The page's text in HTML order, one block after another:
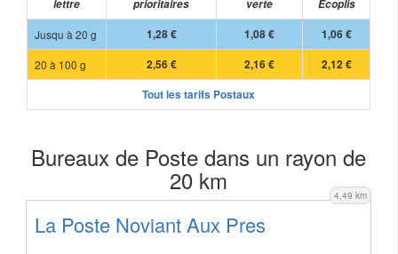
lettre
prioritaires
verte
Ecoplis
Jusqu à 20 g
1,28 € 1,08 €
1,06 €
20 à 100 g
2,56 € 2,16 €
2,12 €
Tout les tarifs Postaux
Bureaux de Poste dans un rayon de
20 km 4,49 km
La Poste Noviant Aux Pres